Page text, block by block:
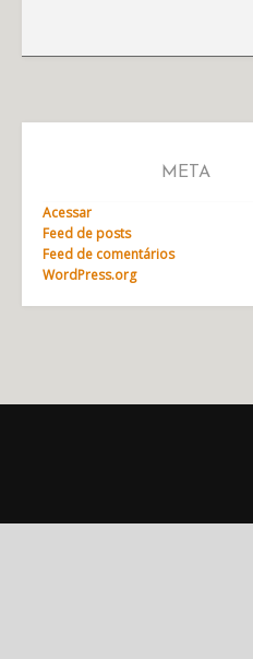
META
Acessar
Feed de posts
Feed de comentários
WordPress.org